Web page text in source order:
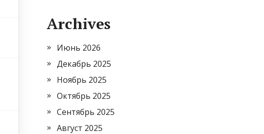
Archives
Июнь 2026
Декабрь 2025
Ноябрь 2025
Октябрь 2025
Сентябрь 2025
Август 2025